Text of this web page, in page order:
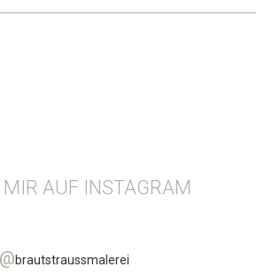
MIR AUF INSTAGRAM
@brautstraussmalerei